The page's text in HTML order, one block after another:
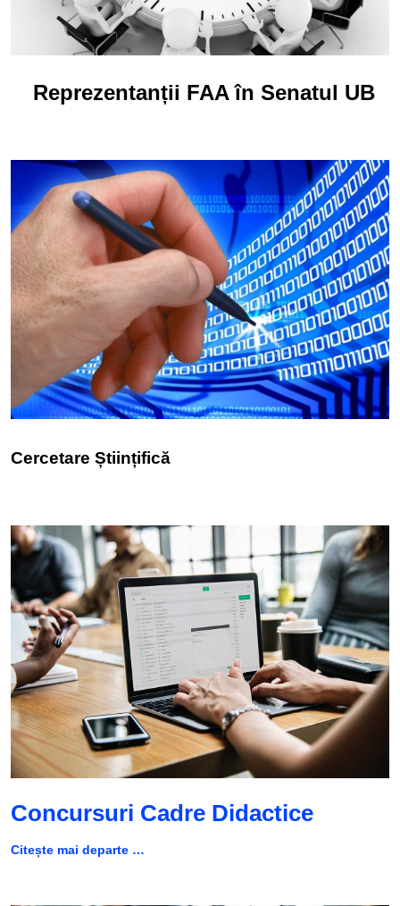
Reprezentanții FAA în Senatul UB
Cercetare Științifică
Concursuri Cadre Didactice
Citește mai departe …